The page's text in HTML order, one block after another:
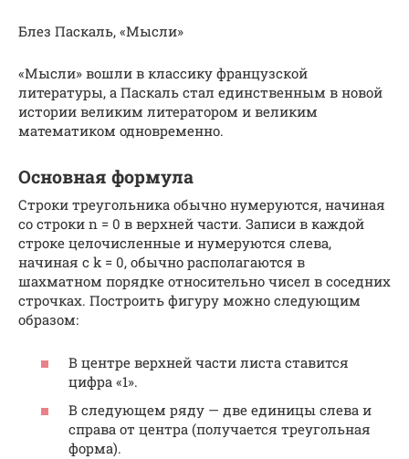
Блез Паскаль, «Мысли»
«Мысли» вошли в классику французской
литературы, а Паскаль стал единственным в новой
истории великим литератором и великим
математиком одновременно.
Основная формула
Строки треугольника обычно нумеруются, начиная
со строки n = 0 в верхней части. Записи в каждой
строке целочисленные и нумеруются слева,
начиная с k = 0, обычно располагаются в
шахматном порядке относительно чисел в соседних
строчках. Построить фигуру можно следующим
образом:
В центре верхней части листа ставится
цифра «1».
В следующем ряду — две единицы слева и
справа от центра (получается треугольная
форма).